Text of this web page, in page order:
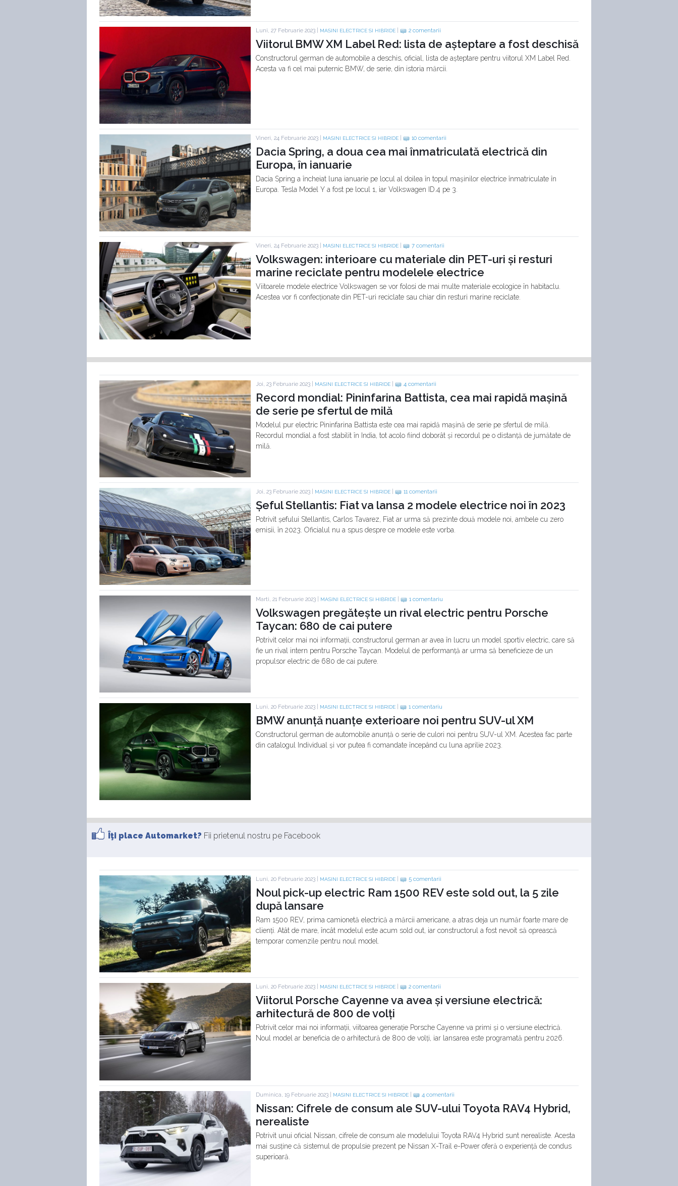
Luni, 27 Februarie 2023 | MASINI ELECTRICE SI HIBRIDE 2 comentarii
Viitorul BMW XM Label Red: lista de așteptare a fost deschisă
Constructorul german de automobile a deschis, oficial, lista de așteptare pentru viitorul XM Label Red.
Acesta va fi cel mai puternic BMW, de serie, din istoria mărcii.
Vineri, 24 Februarie 2023 | MASINI ELECTRICE SI HIBRIDE 10 comentarii
Dacia Spring, a doua cea mai înmatriculată electrică din
Europa, în ianuarie
Dacia Spring a încheiat luna ianuarie pe locul al doilea în topul mașinilor electrice înmatriculate în
Europa. Tesla Model Y a fost pe locul 1, iar Volkswagen ID.4 pe 3.
Vineri, 24 Februarie 2023 | MASINI ELECTRICE SI HIBRIDE 7 comentarii
Volkswagen: interioare cu materiale din PET-uri și resturi
marine reciclate pentru modelele electrice
Viitoarele modele electrice Volkswagen se vor folosi de mai multe materiale ecologice în habitaclu.
Acestea vor fi confecționate din PET-uri reciclate sau chiar din resturi marine reciclate.
Joi, 23 Februarie 2023 | MASINI ELECTRICE SI HIBRIDE 4 comentarii
Record mondial: Pininfarina Battista, cea mai rapidă mașină
de serie pe sfertul de milă
Modelul pur electric Pininfarina Battista este cea mai rapidă mașină de serie pe sfertul de milă.
Recordul mondial a fost stabilit în India, tot acolo fiind doborât și recordul pe o distanță de jumătate de
milă.
Joi, 23 Februarie 2023 | MASINI ELECTRICE SI HIBRIDE 11 comentarii
Șeful Stellantis: Fiat va lansa 2 modele electrice noi în 2023
Potrivit șefului Stellantis, Carlos Tavarez, Fiat ar urma să prezinte două modele noi, ambele cu zero
emisii, în 2023. Oficialul nu a spus despre ce modele este vorba.
Marti, 21 Februarie 2023 | MASINI ELECTRICE SI HIBRIDE 1 comentariu
Volkswagen pregătește un rival electric pentru Porsche
Taycan: 680 de cai putere
Potrivit celor mai noi informații, constructorul german ar avea în lucru un model sportiv electric, care să
fie un rival intern pentru Porsche Taycan. Modelul de performanță ar urma să beneficieze de un
propulsor electric de 680 de cai putere.
Luni, 20 Februarie 2023 | MASINI ELECTRICE SI HIBRIDE 1 comentariu
BMW anunță nuanțe exterioare noi pentru SUV-ul XM
Constructorul german de automobile anunță o serie de culori noi pentru SUV-ul XM. Acestea fac parte
din catalogul Individual și vor putea fi comandate începând cu luna aprilie 2023.
Îţi place Automarket? Fii prietenul nostru pe Facebook
Luni, 20 Februarie 2023 | MASINI ELECTRICE SI HIBRIDE 5 comentarii
Noul pick-up electric Ram 1500 REV este sold out, la 5 zile
după lansare
Ram 1500 REV, prima camionetă electrică a mărcii americane, a atras deja un număr foarte mare de
clienți. Atât de mare, încât modelul este acum sold out, iar constructorul a fost nevoit să oprească
temporar comenzile pentru noul model.
Luni, 20 Februarie 2023 | MASINI ELECTRICE SI HIBRIDE 2 comentarii
Viitorul Porsche Cayenne va avea și versiune electrică:
arhitectură de 800 de volți
Potrivit celor mai noi informații, viitoarea generație Porsche Cayenne va primi și o versiune electrică.
Noul model ar beneficia de o arhitectură de 800 de volți, iar lansarea este programată pentru 2026.
Duminica, 19 Februarie 2023 | MASINI ELECTRICE SI HIBRIDE 4 comentarii
Nissan: Cifrele de consum ale SUV-ului Toyota RAV4 Hybrid,
nerealiste
Potrivit unui oficial Nissan, cifrele de consum ale modelului Toyota RAV4 Hybrid sunt nerealiste. Acesta
mai susține că sistemul de propulsie prezent pe Nissan X-Trail e-Power oferă o experiență de condus
superioară.